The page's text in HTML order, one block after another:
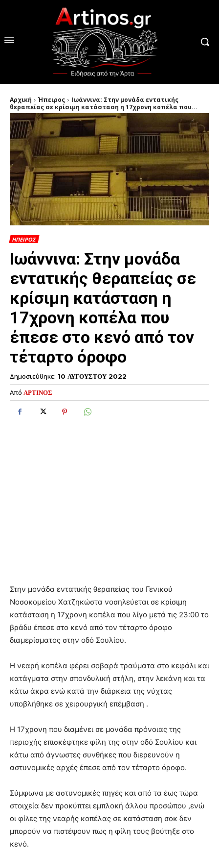
Αρχική Ήπειρος
Ιωάννινα: Στην μονάδα εντατικής
θεραπείας σε κρίσιμη κατάσταση η 17χρονη κοπέλα που...
ΗΠΕΙΡΟΣ
Ιωάννινα: Στην μονάδα
εντατικής θεραπείας σε
κρίσιμη κατάσταση η
17χρονη κοπέλα που
έπεσε στο κενό από τον
τέταρτο όροφο
Δημοσιεύθηκε: 10 ΑΥΓΟΥΣΤΟΥ 2022
Από ΑΡΤΙΝΟΣ
Στην μονάδα εντατικής θεραπείας του Γενικού
Νοσοκομείου Χατζηκώστα νοσηλεύεται σε κρίσιμη
κατάσταση η 17χρονη κοπέλα που λίγο μετά τις 23:00 το
βράδυ έπεσε στο κενό από τον τέταρτο όροφο
διαμερίσματος στην οδό Σουλίου.
Η νεαρή κοπέλα φέρει σοβαρά τραύματα στο κεφάλι και
κατάγματα στην σπονδυλική στήλη, στην λεκάνη και τα
κάτω άκρα ενώ κατά την διάρκεια της νύχτας
υποβλήθηκε σε χειρουργική επέμβαση .
Η 17χρονη που διαμένει σε μονάδα πρόνοιας της
περιοχής επισκέφτηκε φίλη της στην οδό Σουλίου και
κάτω από άγνωστες συνθήκες που διερευνούν η
αστυνομικές αρχές έπεσε από τον τέταρτο όροφο.
Σύμφωνα με αστυνομικές πηγές και από τα έως τώρα
στοιχεία δεν προκύπτει εμπλοκή άλλου προσώπου ,ενώ
οι φίλες της νεαρής κοπέλας σε κατάσταση σοκ δεν
μπορούν να πιστέψουν πως η φίλη τους βούτηξε στο
κενό.